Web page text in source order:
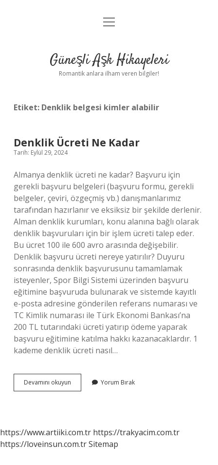
Anasayfa
Yasal Uyarı
menüyü
Güneşli Aşk Hikayeleri
Romantik anlara ilham veren bilgiler!
Etiket: Denklik belgesi kimler alabilir
Denklik Ücreti Ne Kadar
Tarih: Eylül 29, 2024
Almanya denklik ücreti ne kadar? Başvuru için
gerekli başvuru belgeleri (başvuru formu, gerekli
belgeler, çeviri, özgeçmiş vb.) danışmanlarımız
tarafından hazırlanır ve eksiksiz bir şekilde derlenir.
Alman denklik kurumları, konu alanına bağlı olarak
denklik başvuruları için bir işlem ücreti talep eder.
Bu ücret 100 ile 600 avro arasında değişebilir.
Denklik başvuru ücreti nereye yatırılır? Duyuru
sonrasında denklik başvurusunu tamamlamak
isteyenler, Spor Bilgi Sistemi üzerinden başvuru
eğitimine başvuruda bulunarak ve sistemde kayıtlı
e-posta adresine gönderilen referans numarası ve
TC Kimlik numarası ile Türk Ekonomi Bankası’na
200 TL tutarındaki ücreti yatırıp ödeme yaparak
başvuru eğitimine katılma hakkı kazanacaklardır. 1
kademe denklik ücreti nasıl…
Devamını okuyun
Ücreti
Yorum Bırak
https://www.artiiki.com.tr https://trakyacim.com.tr
https://loveinsun.com.trSitemap